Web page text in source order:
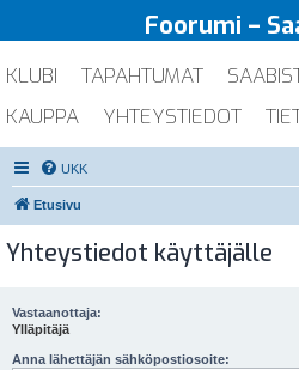
Foorumi –
KLUBI TAPAHTUMAT
KAUPPA
YHTEYSTIEDOT
UKK
Etusivu
Yhteystiedot käyttäjälle
Vastaanottaja:
Ylläpitäjä
Anna lähettäjän sähköpostiosoite: